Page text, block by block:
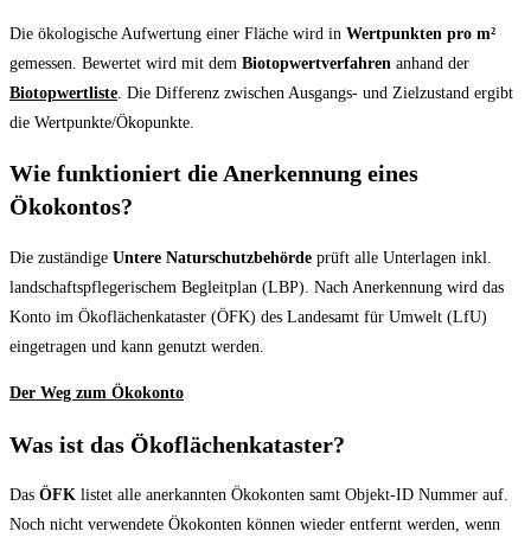
Die ökologische Aufwertung einer Fläche wird in Wertpunkten pro m²
gemessen. Bewertet wird mit dem Biotopwertverfahren anhand der
Biotopwertliste . Die Differenz zwischen Ausgangs- und Zielzustand ergibt
die Wertpunkte/Ökopunkte.
Wie funktioniert die Anerkennung eines
Ökokontos?
Die zuständige Untere Naturschutzbehörde prüft alle Unterlagen inkl.
landschaftspflegerischem Begleitplan (LBP). Nach Anerkennung wird das
Konto im Ökoflächenkataster (ÖFK) des Landesamt für Umwelt (LfU)
eingetragen und kann genutzt werden.
Der Weg zum Ökokonto
Was ist das Ökoflächenkataster?
Das ÖFK listet alle anerkannten Ökokonten samt Objekt-ID Nummer auf.
Noch nicht verwendete Ökokonten können wieder entfernt werden, wenn